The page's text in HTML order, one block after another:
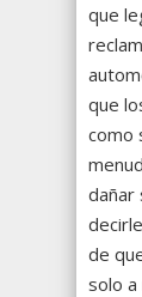
que
que
como
dañar
de
solo a